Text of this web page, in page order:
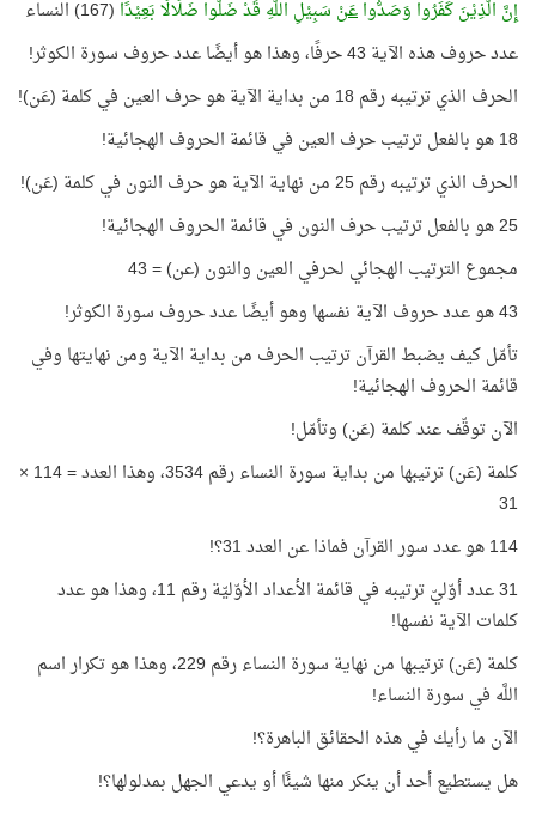
إِنَّ الَّذِيْنَ كَفَرُوا وَصَدُّواعَنْ سَبِيْلِ اللَّهِ قَدْ ضَلُّوا ضَلَالًا بَعِيْدًا (167) النساء
عدد حروف هذه الآية 43 حرفًا، وهذا هو أيضًا عدد حروف سورة الكوثر!
الحرف الذي ترتيبه رقم 18 من بداية الآية هو حرف العين في كلمة (عَن)!
18 هو بالفعل ترتيب حرف العين في قائمة الحروف الهجائية!
الحرف الذي ترتيبه رقم 25 من نهاية الآية هو حرف النون في كلمة (عَن)!
25 هو بالفعل ترتيب حرف النون في قائمة الحروف الهجائية!
مجموع الترتيب الهجائي لحرفي العين والنون (عن) = 43
43 هو عدد حروف الآية نفسها وهو أيضًا عدد حروف سورة الكوثر!
تأمّل كيف يضبط القرآن ترتيب الحرف من بداية الآية ومن نهايتها وفي
قائمة الحروف الهجائية!
الآن توقّف عند كلمة (عَن) وتأمّل!
كلمة (عَن) ترتيبها من بداية سورة النساء رقم 3534، وهذا العدد = 114 ×
31
114 هو عدد سور القرآن فماذا عن العدد 31؟!
31 عدد أوّليّ ترتيبه في قائمة الأعداد الأوّليّة رقم 11، وهذا هو عدد
كلمات الآية نفسها!
كلمة (عَن) ترتيبها من نهاية سورة النساء رقم 229، وهذا هو تكرار اسم
اللَّه في سورة النساء!
الآن ما رأيك في هذه الحقائق الباهرة؟!
هل يستطيع أحد أن ينكر منها شيئًا أو يدعي الجهل بمدلولها؟!